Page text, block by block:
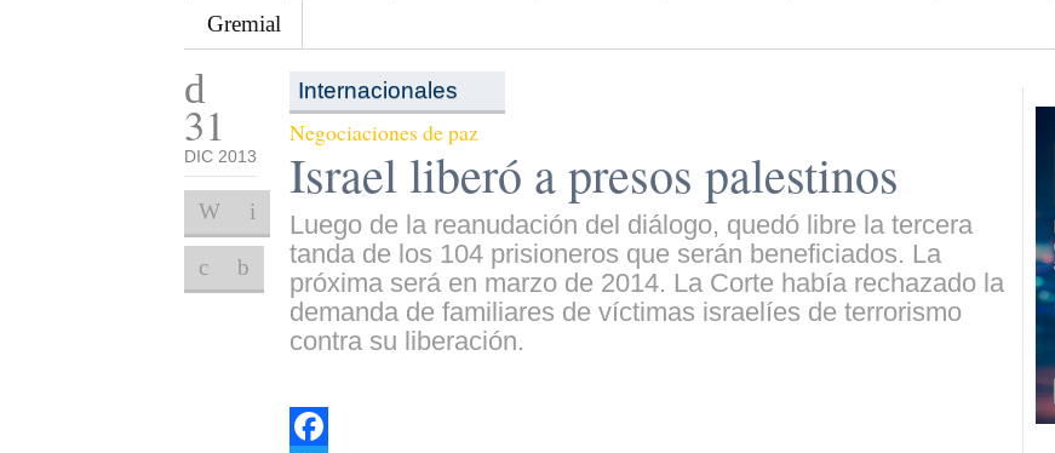
Gremial
31
DIC 2013
Internacionales
Negociaciones de paz
Israel liberó a presos palestinos
Luego de la reanudación del diálogo, quedó libre la tercera
tanda de los 104 prisioneros que serán beneficiados. La
próxima será en marzo de 2014. La Corte había rechazado la
demanda de familiares de víctimas israelíes de terrorismo
contra su liberación.